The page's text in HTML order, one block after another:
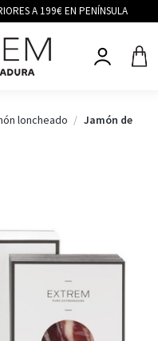
A 199€ EN PENÍNSULA
loncheado
Jamón de